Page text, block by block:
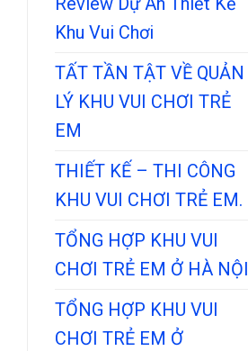
Khu Vui Chơi
TẤT TẦN TẬT VỀ QUẢN
LÝ KHU VUI CHƠI TRẺ
EM
THIẾT KẾ – THI CÔNG
KHU VUI CHƠI TRẺ EM.
TỔNG HỢP KHU VUI
CHƠI TRẺ EM Ở HÀ NỘI
TỔNG HỢP KHU VUI
CHƠI TRẺ EM Ở